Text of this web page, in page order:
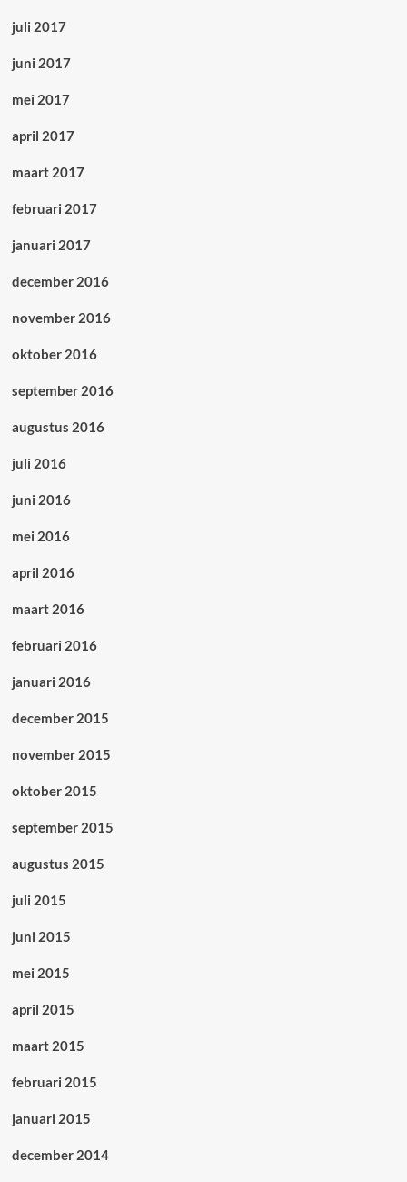
juli 2017
juni 2017
mei 2017
april 2017
maart 2017
februari 2017
januari 2017
december 2016
november 2016
oktober 2016
september 2016
augustus 2016
juli 2016
juni 2016
mei 2016
april 2016
maart 2016
februari 2016
januari 2016
december 2015
november 2015
oktober 2015
september 2015
augustus 2015
juli 2015
juni 2015
mei 2015
april 2015
maart 2015
februari 2015
januari 2015
december 2014